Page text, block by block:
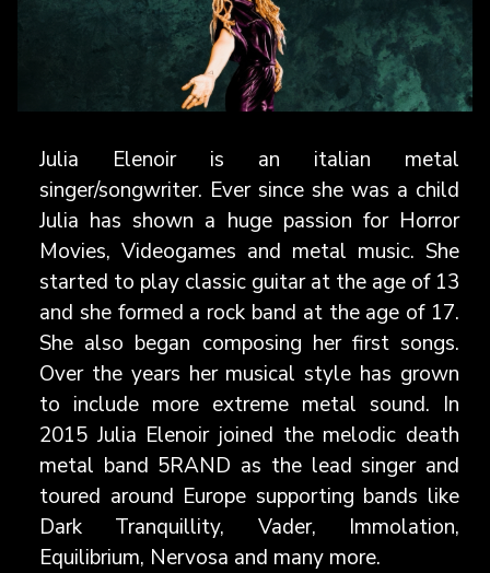
Julia Elenoir is an italian metal
singer/songwriter. Ever since she was a child
Julia has shown a huge passion for Horror
Movies, Videogames and metal music. She
started to play classic guitar at the age of 13
and she formed a rock band at the age of 17.
She also began composing her first songs.
Over the years her musical style has grown
to include more extreme metal sound. In
2015 Julia Elenoir joined the melodic death
metal band 5RAND as the lead singer and
toured around Europe supporting bands like
Dark Tranquillity, Vader, Immolation,
Equilibrium, Nervosa and many more.